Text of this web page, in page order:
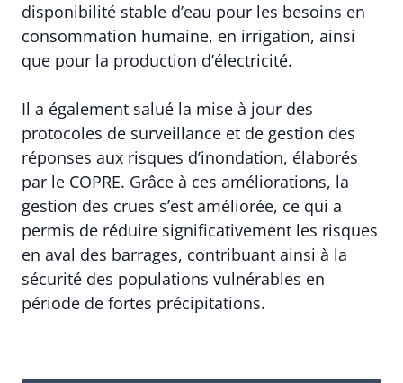
disponibilité stable d’eau pour les besoins en
consommation humaine, en irrigation, ainsi
que pour la production d’électricité.
Il a également salué la mise à jour des
protocoles de surveillance et de gestion des
réponses aux risques d’inondation, élaborés
par le COPRE. Grâce à ces améliorations, la
gestion des crues s’est améliorée, ce qui a
permis de réduire significativement les risques
en aval des barrages, contribuant ainsi à la
sécurité des populations vulnérables en
période de fortes précipitations.